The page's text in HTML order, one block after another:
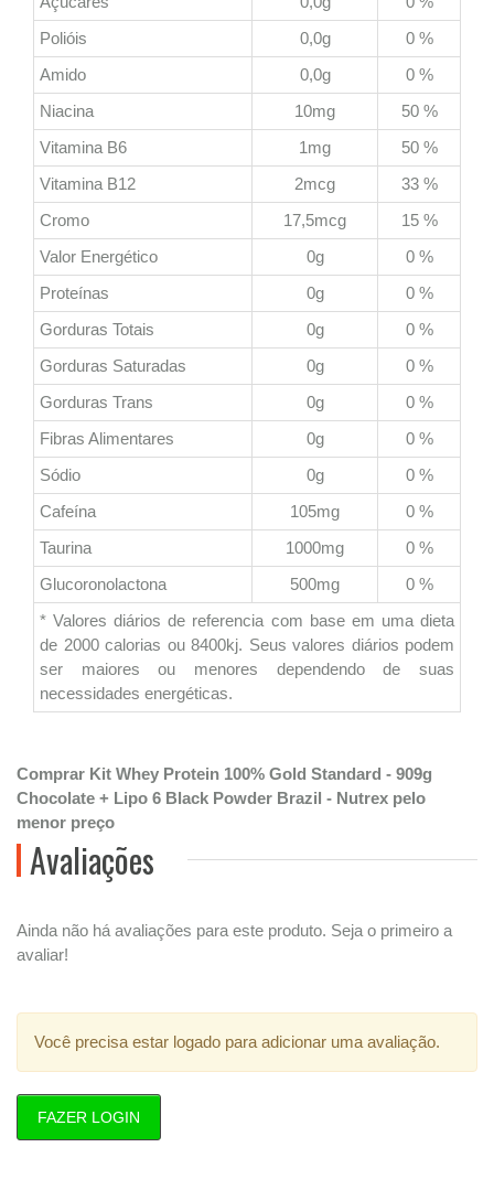
Polióis
0,0g
0 %
Amido
0,0g
0 %
Niacina
10mg
50 %
Vitamina B6
1mg
50 %
Vitamina B12
2mcg
33 %
Cromo
17,5mcg
15 %
Valor Energético
0g
0 %
Proteínas
0g
0 %
Gorduras Totais
0g
0 %
Gorduras Saturadas
0g
0 %
Gorduras Trans
0g
0 %
Fibras Alimentares
0g
0 %
Sódio
0g
0 %
Cafeína
105mg
0 %
Taurina
1000mg
0 %
Glucoronolactona
500mg
0 %
* Valores diários de referencia com base em uma dieta
de 2000 calorias ou 8400kj. Seus valores diários podem
ser maiores ou menores dependendo de suas
necessidades energéticas.
Comprar Kit Whey Protein 100% Gold Standard - 909g
Chocolate + Lipo 6 Black Powder Brazil - Nutrex pelo
menor preço
Avaliações
Ainda não há avaliações para este produto. Seja o primeiro a
avaliar!
Você precisa estar logado para adicionar uma avaliação.
FAZER LOGIN